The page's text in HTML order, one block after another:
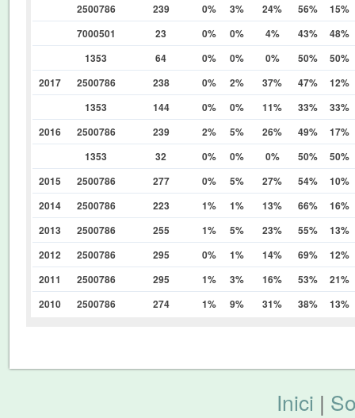
2500786
239 0% 3% 24% 56%
15%
7000501
23 0% 0% 4% 43%
48%
1353
64 0% 0% 0% 50%
50%
2017
2500786 238 0% 2% 37% 47%
12%
1353
144 0% 0% 11% 33%
33%
2016
2500786 239 2% 5% 26% 49%
17%
1353
32 0% 0% 0% 50%
50%
2015
2500786 277 0% 5% 27% 54%
10%
2014
2500786 223 1% 1% 13% 66%
16%
2013
2500786 255 1% 5% 23% 55%
13%
2012
2500786 295 0% 1% 14% 69%
12%
2011
2500786 295 1% 3% 16% 53%
21%
2010
2500786 274 1% 9% 31% 38% 13%
Inici |